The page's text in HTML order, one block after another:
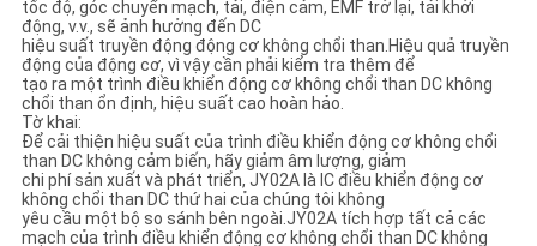
tốc độ, góc chuyển mạch, tải, điện cảm, EMF trở lại, tải khởi
động, v.v., sẽ ảnh hưởng đến DC
hiệu suất truyền động động cơ không chổi than.Hiệu quả truyền
động của động cơ, vì vậy cần phải kiểm tra thêm để
tạo ra một trình điều khiển động cơ không chổi than DC không
chổi than ổn định, hiệu suất cao hoàn hảo.
Tờ khai:
Để cải thiện hiệu suất của trình điều khiển động cơ không chổi
than DC không cảm biến, hãy giảm âm lượng, giảm
chi phí sản xuất và phát triển, JY02A là IC điều khiển động cơ
không chổi than DC thứ hai của chúng tôi không
yêu cầu một bộ so sánh bên ngoài.JY02A tích hợp tất cả các
mạch của trình điều khiển động cơ không chổi than DC không